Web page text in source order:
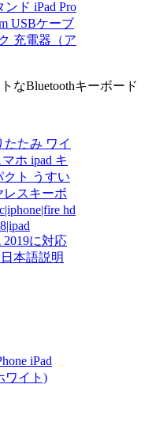
ド iPad Pro
USBケーブ
充電器（ア
なBluetoothキーボード
たたみ ワイ
ホ ipad キ
クト うすい
レスキーボ
hd
2019に対応
本語説明
iPad
ワイト)